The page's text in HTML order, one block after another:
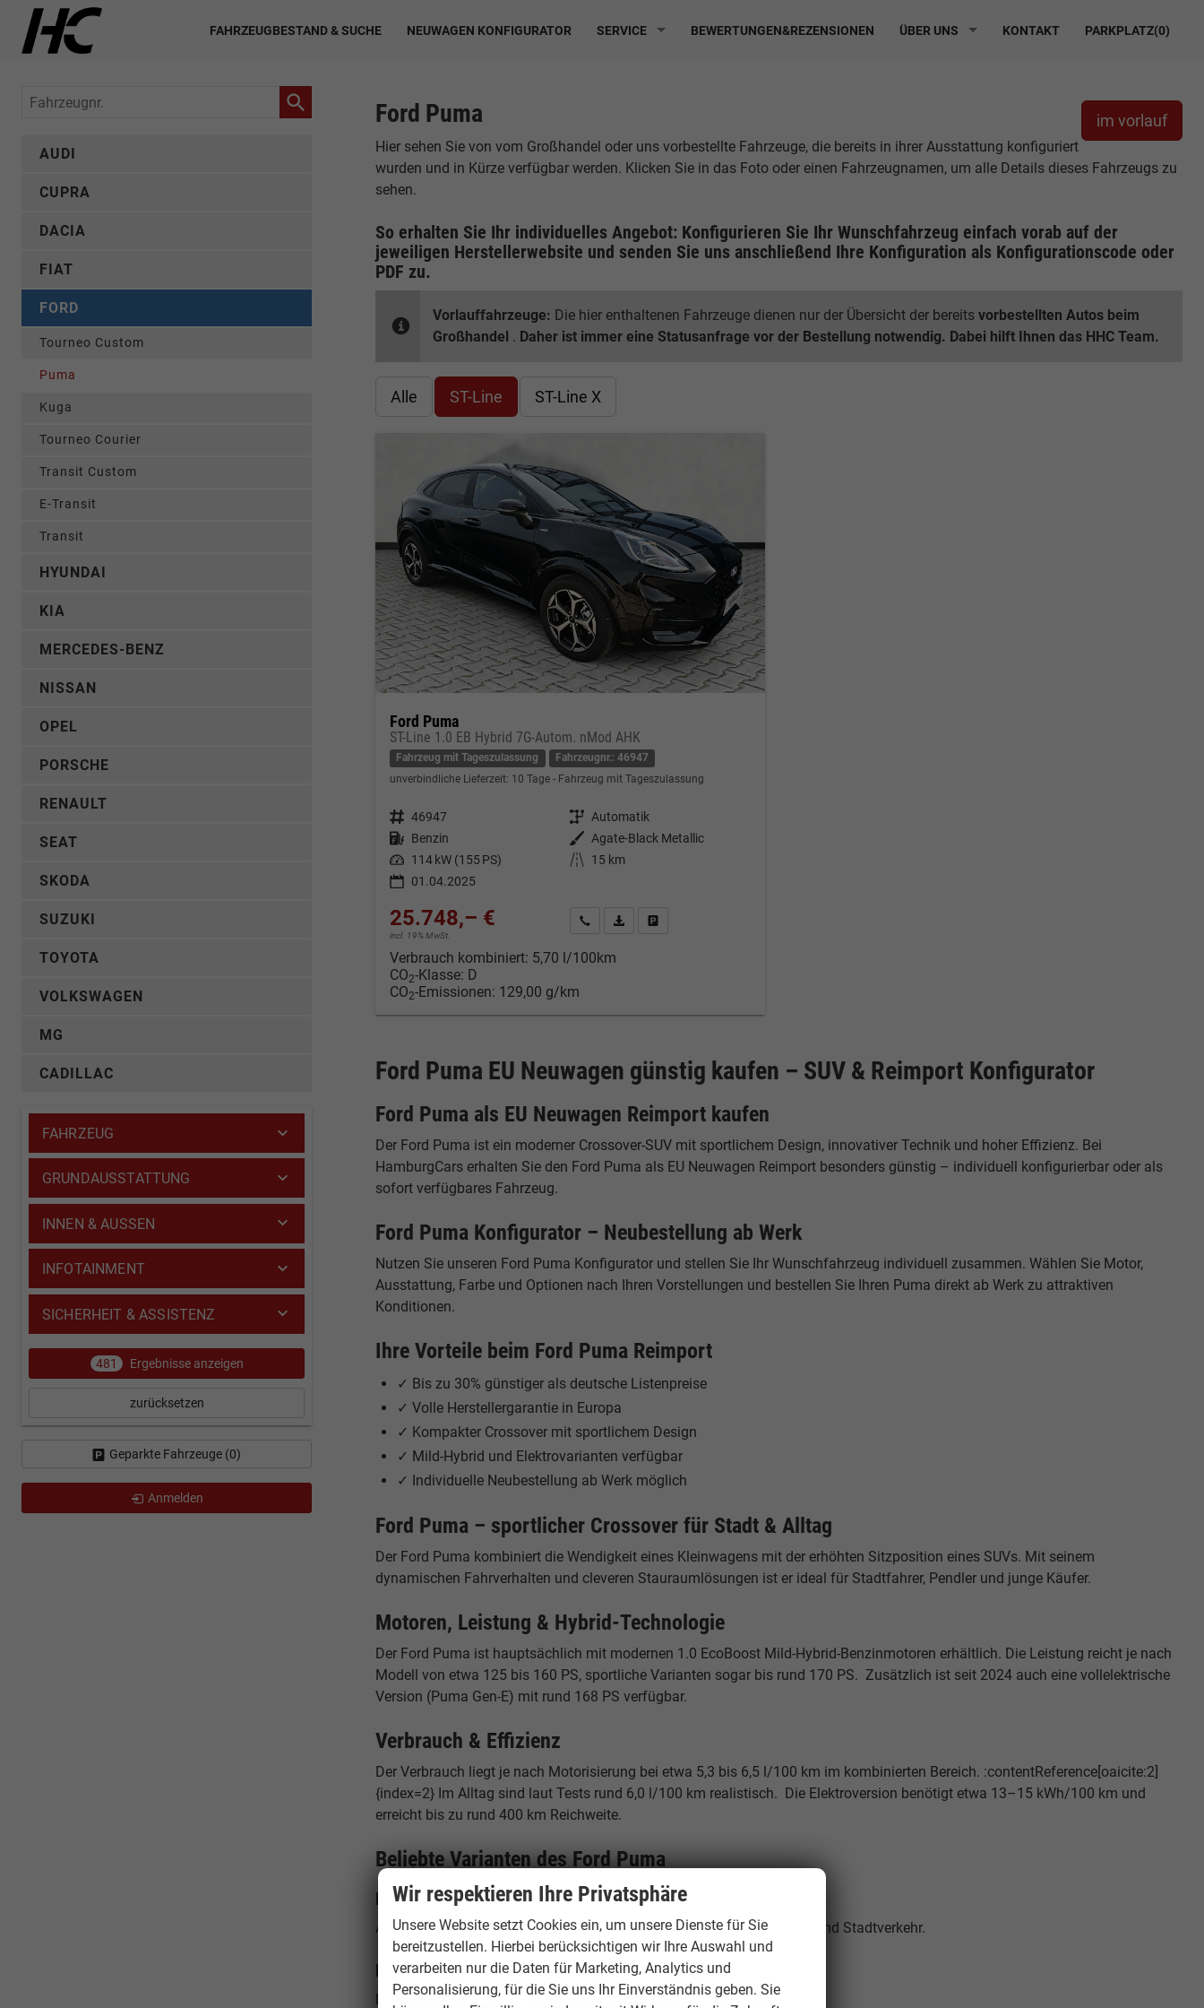
FAHRZEUGBESTAND & SUCHE NEUWAGEN KONFIGURATOR SERVICE BEWERTUNGEN&REZENSIONEN ÜBER UNS KONTAKT PARKPLATZ(0)
im vorlauf
Ford Puma
Hier sehen Sie von vom Großhandel oder uns vorbestellte Fahrzeuge, die bereits in ihrer Ausstattung konfiguriert
wurden und in Kürze verfügbar werden. Klicken Sie in das Foto oder einen Fahrzeugnamen, um alle Details dieses Fahrzeugs zu
sehen.
So erhalten Sie Ihr individuelles Angebot: Konfigurieren Sie Ihr Wunschfahrzeug einfach vorab auf der
jeweiligen Herstellerwebsite und senden Sie uns anschließend Ihre Konfiguration als Konfigurationscode oder
PDF zu.
Vorlauffahrzeuge: Die hier enthaltenen Fahrzeuge dienen nur der Übersicht der bereitsvorbestellten Autos beim
Großhandel . Daher ist immer eine Statusanfrage vor der Bestellung notwendig. Dabei hilft Ihnen das HHC Team.
Alle ST-Line ST-Line X
Ford Puma
ST-Line 1.0 EB Hybrid 7G-Autom. nMod AHK
Fahrzeug mit Tageszulassung
Fahrzeugnr.: 46947
unverbindliche Lieferzeit: 10 Tage Fahrzeug mit Tageszulassung
Fahrzeugnr. 46947 Getriebe Automatik
Kraftstoff Benzin Außenfarbe Agate-Black Metallic
Leistung 114 kW (155 PS) Kilometerstand
15 km
01.04.2025
25.748,– €
incl. 19% MwSt.
Kontakt & Angebot anfordern
PDF-Datei, Fahrzeugexposé drucken
Verbrauch kombiniert: 5,70 l/100km
CO2-Klasse: D
CO2-Emissionen: 129,00 g/km
Ford Puma EU Neuwagen günstig kaufen – SUV & Reimport Konfigurator
Ford Puma als EU Neuwagen Reimport kaufen
Der Ford Puma ist ein moderner Crossover-SUV mit sportlichem Design, innovativer Technik und hoher Effizienz. Bei
HamburgCars erhalten Sie den Ford Puma als EU Neuwagen Reimport besonders günstig – individuell konfigurierbar oder als
sofort verfügbares Fahrzeug.
Ford Puma Konfigurator – Neubestellung ab Werk
Nutzen Sie unseren Ford Puma Konfigurator und stellen Sie Ihr Wunschfahrzeug individuell zusammen. Wählen Sie Motor,
Ausstattung, Farbe und Optionen nach Ihren Vorstellungen und bestellen Sie Ihren Puma direkt ab Werk zu attraktiven
Konditionen.
Ihre Vorteile beim Ford Puma Reimport
✓ Bis zu 30% günstiger als deutsche Listenpreise
✓ Volle Herstellergarantie in Europa
✓ Kompakter Crossover mit sportlichem Design
✓ Mild-Hybrid und Elektrovarianten verfügbar
✓ Individuelle Neubestellung ab Werk möglich
Ford Puma – sportlicher Crossover für Stadt & Alltag
Der Ford Puma kombiniert die Wendigkeit eines Kleinwagens mit der erhöhten Sitzposition eines SUVs. Mit seinem
dynamischen Fahrverhalten und cleveren Stauraumlösungen ist er ideal für Stadtfahrer, Pendler und junge Käufer.
Motoren, Leistung & Hybrid-Technologie
Der Ford Puma ist hauptsächlich mit modernen 1.0 EcoBoost Mild-Hybrid-Benzinmotoren erhältlich. Die Leistung reicht je nach
Modell von etwa 125 bis 160 PS, sportliche Varianten sogar bis rund 170 PS. Zusätzlich ist seit 2024 auch eine vollelektrische
Version (Puma Gen-E) mit rund 168 PS verfügbar.
Verbrauch & Effizienz
Der Verbrauch liegt je nach Motorisierung bei etwa 5,3 bis 6,5 l/100 km im kombinierten Bereich. :contentReference[oaicite:2]
{index=2} Im Alltag sind laut Tests rund 6,0 l/100 km realistisch. Die Elektroversion benötigt etwa 13–15 kWh/100 km und
erreicht bis zu rund 400 km Reichweite.
Beliebte Varianten des Ford Puma
Ford Puma EU Neuwagen – Einstieg
Attraktive Basisversion mit moderner Ausstattung und ideal für Alltag und Stadtverkehr.
Ford Puma 1.0 EcoBoost Hybrid
Effizienter Mild-Hybrid mit niedrigem Verbrauch und guter Leistung.
Fahrzeugnr.
AUDI
CUPRA
DACIA
FIAT
FORD
Tourneo Custom
Puma
Kuga
Tourneo Courier
Transit Custom
E-Transit
Transit
HYUNDAI
KIA
MERCEDES-BENZ
NISSAN
OPEL
PORSCHE
RENAULT
SEAT
SKODA
SUZUKI
TOYOTA
VOLKSWAGEN
MG
CADILLAC
FAHRZEUG
GRUNDAUSSTATTUNG
INNEN & AUSSEN
INFOTAINMENT
SICHERHEIT & ASSISTENZ
481 Ergebnisse anzeigen
zurücksetzen
Geparkte Fahrzeuge (0)
Anmelden
Wir respektieren Ihre Privatsphäre
Unsere Website setzt Cookies ein, um unsere Dienste für Sie
bereitzustellen. Hierbei berücksichtigen wir Ihre Auswahl und
verarbeiten nur die Daten für Marketing, Analytics und
Personalisierung, für die Sie uns Ihr Einverständnis geben. Sie